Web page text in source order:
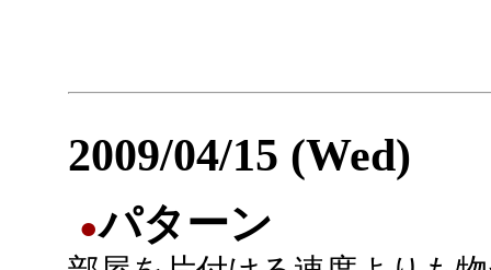
2009/04/15 (Wed)
●パターン